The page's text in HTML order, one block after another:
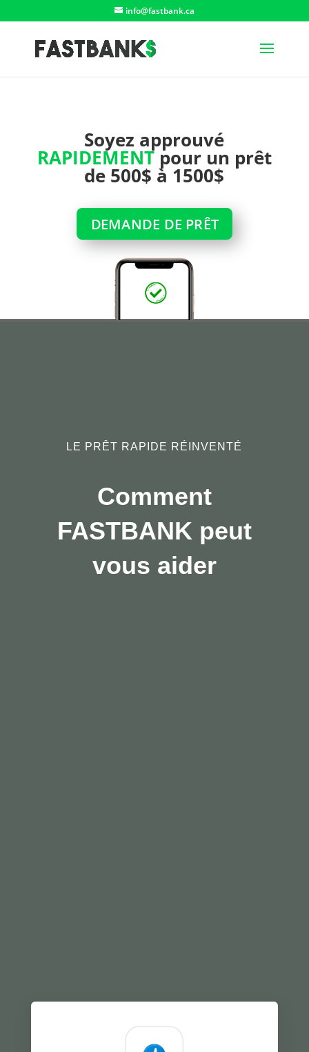
info@fastbank.ca
Soyez approuvé
RAPIDEMENTpour un prêt
de 500$ à 1500$
DEMANDE DE PRÊT
LE PRÊT RAPIDE RÉINVENTÉ
Comment
FASTBANK peut
vous aider